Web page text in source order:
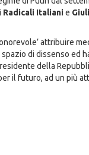
Radicali Italianie
attribuire
di dissenso ed
della
il futuro, ad un più